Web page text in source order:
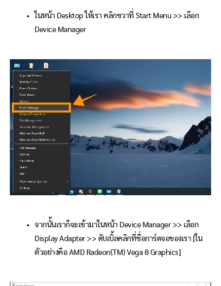
ในหน้า Desktop ให้เรา คลิกขวาที่ Start Menu >> เลือก
Device Manager
จากนั้นเราก็จะเข้ามาในหน้า Device Manager >> เลือก
Display Adapter >> ดับเบิ้ลคลิกที่ชื่อการ์ดจอของเรา [ใน
ตัวอย่างคือ AMD Radeon(TM) Vega 8 Graphics]